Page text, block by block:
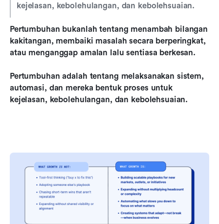
kejelasan, kebolehulangan, dan kebolehsuaian.
Pertumbuhan bukanlah tentang menambah bilangan
kakitangan, membaiki masalah secara berperingkat,
atau menganggap amalan lalu sentiasa berkesan.
Pertumbuhan adalah tentang melaksanakan sistem,
automasi, dan mereka bentuk proses untuk
kejelasan, kebolehulangan, dan kebolehsuaian.